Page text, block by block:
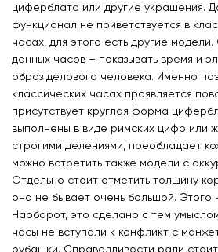
циферблата или другие украшения.
функционал не приветствуется в
часах, для этого есть другие
данных часов – показывать время и
образ делового человека. Именно
классических часах проявляется
присутствует круглая форма
выполнены в виде римских цифр или
строгими делениями, преобладает
можно встретить также модели с
Отдельно стоит отметить толщину
она не бывает очень большой. Этого
Наоборот, это сделано с тем
часы не вступали к конфликт с
рубашки. Справедливости ради стоит